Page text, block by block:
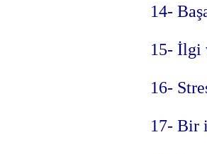
14-
15- İlgi
16-
17- Bir